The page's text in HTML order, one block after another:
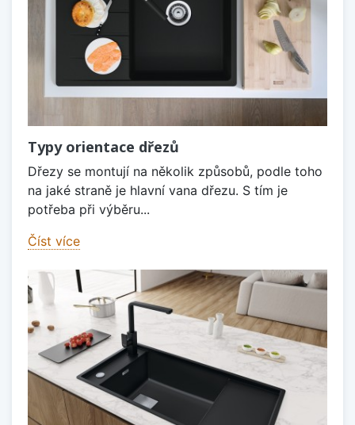
Typy orientace dřezů
Dřezy se montují na několik způsobů, podle toho
na jaké straně je hlavní vana dřezu. S tím je
potřeba při výběru...
Číst více